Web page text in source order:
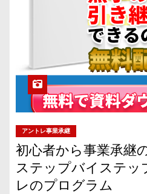
アントレ事業承継
初心者から事業承継
ステップバイステッ
レのプログラム